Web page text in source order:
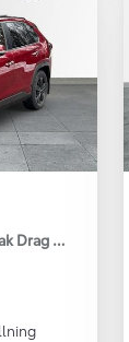
Drag Motorv Vhjul